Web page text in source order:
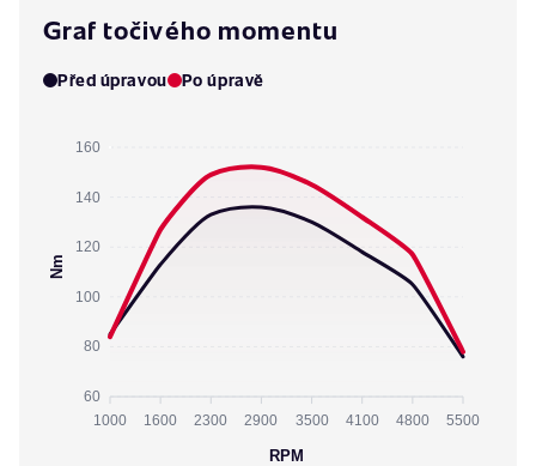
Graf točivého momentu
Před úpravou Po úpravě
160
140
120
100
80
60
Nm
1000 1600 2300 2900 3500 4100 4800 5500
RPM